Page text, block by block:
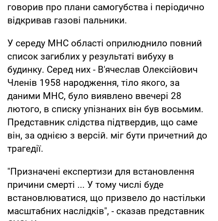
говорив про плани самогубства і періодично
відкривав газові пальники.
У середу МНС області оприлюднило повний
список загиблих у результаті вибуху в
будинку. Серед них - В'ячеслав Олексійович
Членів 1958 народження, тіло якого, за
даними МНС, було виявлено ввечері 28
лютого, в списку упізнаних він був восьмим.
Представник слідства підтвердив, що саме
він, за однією з версій. міг бути причетний до
трагедії.
"Призначені експертизи для встановлення
причини смерті ... У тому числі буде
встановлюватися, що призвело до настільки
масштабних наслідків", - сказав представник